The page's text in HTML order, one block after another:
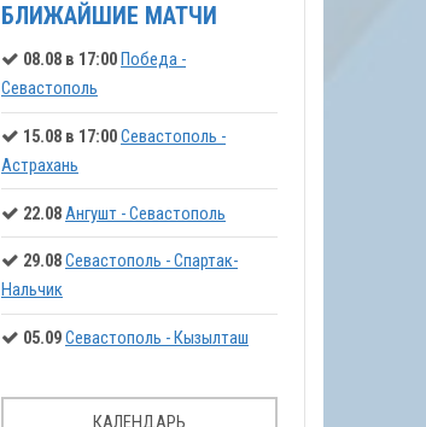
БЛИЖАЙШИЕ МАТЧИ
08.08 в 17:00 Победа -
Севастополь
15.08 в 17:00Севастополь -
Астрахань
22.08Ангушт - Севастополь
29.08Севастополь - Спартак-
Нальчик
05.09Севастополь - Кызылташ
КАЛЕНДАРЬ